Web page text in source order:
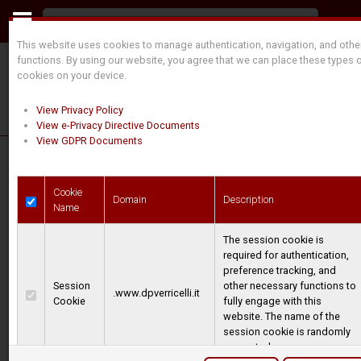
WELCOME! ¡BIENVENIDOS!
WILLKOMMEN!
Il est un vrai plaisir de
This website uses cookies to manage authentication, navigation, and
functions. By using our website, you agree that we can place these types
cookies on your device.
View Privacy Policy
View e-Privacy Directive Documents
View GDPR Documents
Cookie
Name
Domain Description
Session
Cookie
.www.dpverricelli.it
The session cookie is
required for authentication,
preference tracking, and
other necessary functions to
fully engage with this
website. The name of the
session cookie is randomly
generated.